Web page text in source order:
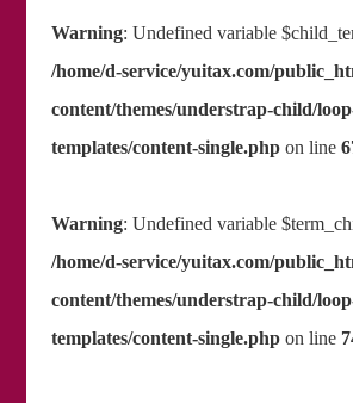
Warning: Undefined variable
/home/d-service/yuitax.com/
content/themes/understrap-child/
templates/content-single.phpon line
Warning: Undefined variable
/home/d-service/yuitax.com/
content/themes/understrap-child/
templates/content-single.phpon line